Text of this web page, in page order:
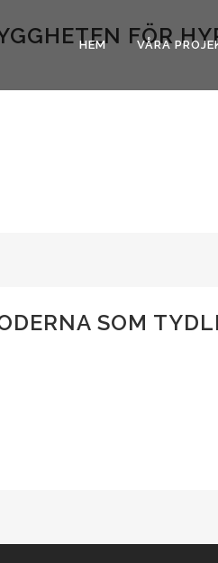
HEM VÅRA
FÖR
SOM